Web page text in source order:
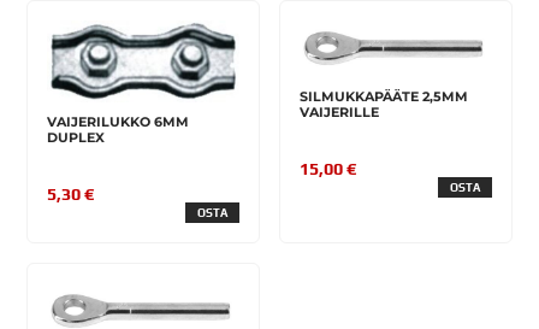
VAIJERILUKKO 6MM
DUPLEX
5,30 €
OSTA
SILMUKKAPÄÄTE 2,5MM
VAIJERILLE
15,00 €
OSTA